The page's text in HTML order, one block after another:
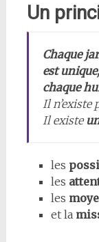
Un
Chaque
est
chaque
Il n’existe
Il existe
les
les
les
et la